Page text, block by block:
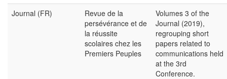
Journal (FR)
Revue de la
persévérance et de
la réussite
scolaires chez les
Premiers Peuples
Volumes 3 of the
Journal (2019),
regrouping short
papers related to
communications held
at the 3rd
Conference.